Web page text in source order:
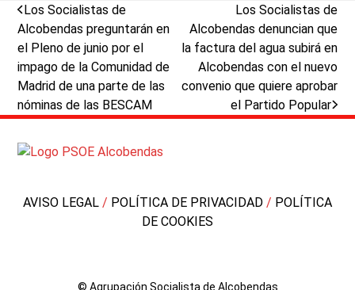
previous
post:
Los Socialistas de
Alcobendas preguntarán en
el Pleno de junio por el
impago de la Comunidad de
Madrid de una parte de las
nóminas de las BESCAM
next
post:
Los Socialistas de
Alcobendas denuncian que
la factura del agua subirá en
Alcobendas con el nuevo
convenio que quiere aprobar
el Partido Popular
AVISO LEGAL / POLÍTICA DE PRIVACIDAD / POLÍTICA
DE COOKIES
© Agrupación Socialista de Alcobendas